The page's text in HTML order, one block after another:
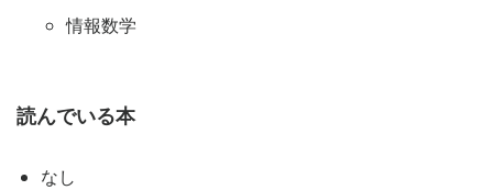
情報数学
読んでいる本
なし